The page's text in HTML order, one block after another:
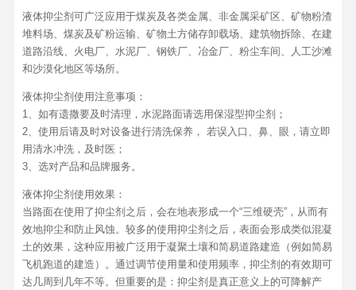
液体抑尘剂可广泛应用于煤炭及各类金属、非金属采矿区、矿物粉渣
堆料场、煤炭及矿粉运输、矿物土方储存卸载场、建筑物拆除、在建
道路沿线、火电厂、水泥厂、钢铁厂、冶金厂、粉尘车间、人工沙滩
和沙漠化地区等场所。
液体抑尘剂使用注意事项：
1、如有遗撒要及时清理，水泥路面请选用保湿型抑尘剂；
2、使用后请及时对设备进行清洗保养， 若误入口、鼻、眼，请立即
用清水冲洗，及时医；
3、选对产品和品牌服务。
液体抑尘剂使用效果：
当路面在使用了抑尘剂之后，会在地表形成一个“三维硬壳”，从而有
效地抑尘和防止风蚀。较多的使用抑尘剂之后，表面会形成类似混凝
土的效果，这种应用被广泛用于凝聚土壤和简易道路建造（例如简易
飞机跑道的建造）。通过调节使用量和使用频率，抑尘剂的有效期可
达几周到几年不等。但重要的是：抑尘剂是真正意义上的可降解产